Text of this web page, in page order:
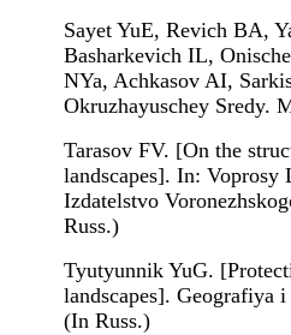
Sayet YuE, Revich BA,
Basharkevich IL,
NYa, Achkasov AI,
Okruzhayuschey Sredy.
Tarasov FV. [On the
landscapes]. In: Voprosy
Izdatelstvo
Russ.)
Tyutyunnik YuG.
landscapes]. Geografiya
(In Russ.)